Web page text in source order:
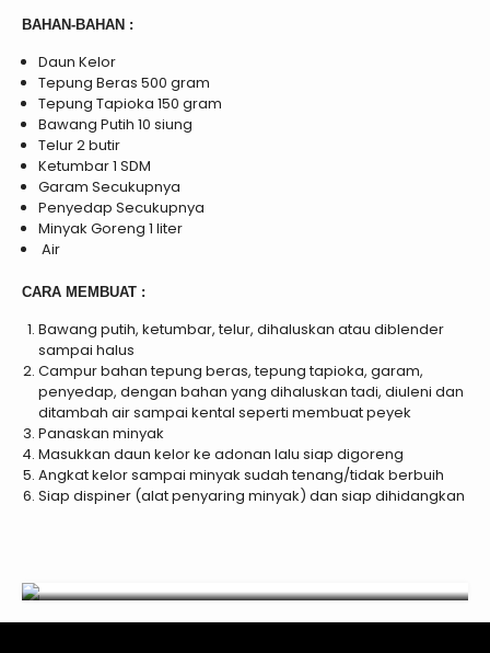
BAHAN-BAHAN :
Daun Kelor
Tepung Beras 500 gram
Tepung Tapioka 150 gram
Bawang Putih 10 siung
Telur 2 butir
Ketumbar 1 SDM
Garam Secukupnya
Penyedap Secukupnya
Minyak Goreng 1 liter
Air
CARA MEMBUAT :
Bawang putih, ketumbar, telur, dihaluskan atau diblender
sampai halus
Campur bahan tepung beras, tepung tapioka, garam,
penyedap, dengan bahan yang dihaluskan tadi, diuleni dan
ditambah air sampai kental seperti membuat peyek
Panaskan minyak
Masukkan daun kelor ke adonan lalu siap digoreng
Angkat kelor sampai minyak sudah tenang/tidak berbuih
Siap dispiner (alat penyaring minyak) dan siap dihidangkan